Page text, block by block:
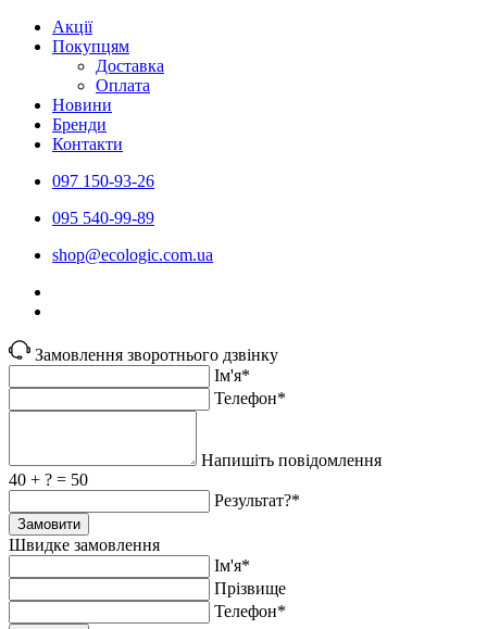
Акції
Покупцям
Доставка
Оплата
Новини
Бренди
Контакти
097 150-93-26
095 540-99-89
shoр@ecologic.com.ua
Замовлення зворотнього дзвінку
Ім'я*
Телефон*
Напишіть повідомлення
40 + ? = 50
Результат?*
Замовити
Швидке замовлення
Ім'я*
Прiзвище
Телефон*